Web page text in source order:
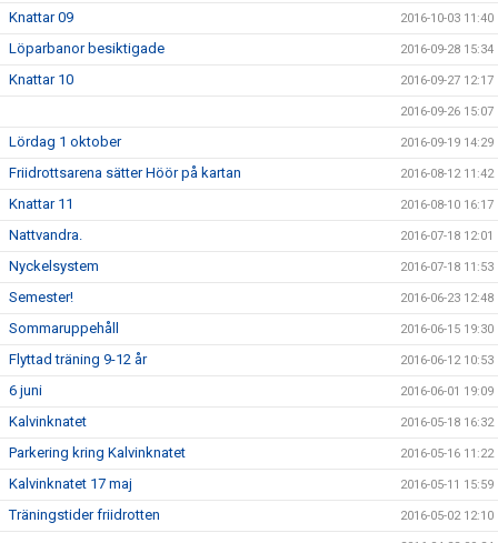
Knattar 09 2016-10-03 11:40
Löparbanor besiktigade 2016-09-28 15:34
Knattar 10 2016-09-27 12:17
2016-09-26 15:07
Lördag 1 oktober 2016-09-19 14:29
Friidrottsarena sätter Höör på kartan 2016-08-12 11:42
Knattar 11 2016-08-10 16:17
Nattvandra. 2016-07-18 12:01
Nyckelsystem 2016-07-18 11:53
Semester! 2016-06-23 12:48
Sommaruppehåll 2016-06-15 19:30
Flyttad träning 9-12 år 2016-06-12 10:53
6 juni 2016-06-01 19:09
Kalvinknatet 2016-05-18 16:32
Parkering kring Kalvinknatet 2016-05-16 11:22
Kalvinknatet 17 maj 2016-05-11 15:59
Träningstider friidrotten 2016-05-02 12:10